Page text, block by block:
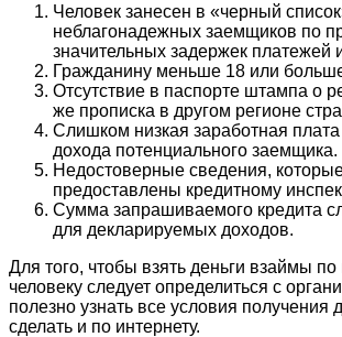
Человек занесен в «черный
неблагонадежных заемщиков по
значительных задержек платежей
Гражданину меньше 18 или
Отсутствие в паспорте штампа о
же прописка в другом регионе
Слишком низкая заработная
дохода потенциального заемщика.
Недостоверные сведения,
предоставлены кредитному
Сумма запрашиваемого кредита
для декларируемых доходов.
Для того, чтобы взять деньги взаймы по
человеку следует определиться с
полезно узнать все условия получения
сделать и по интернету.